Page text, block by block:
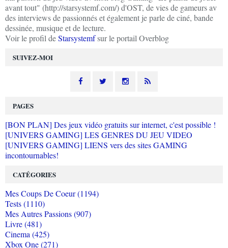
SUIVEZ-MOI
avant tout" (http://starsystemf.com/) d'OST, de vies de gameurs av
des interviews de passionnés et également je parle de ciné, bande
dessinée, musique et de lecture.
Voir le profil deStarsystemfsur le portail Overblog
PAGES
[BON PLAN] Des jeux vidéo gratuits sur internet, c'est possible !
[UNIVERS GAMING] LES GENRES DU JEU VIDEO
[UNIVERS GAMING] LIENS vers des sites GAMING
incontournables!
CATÉGORIES
Mes Coups De Coeur (1194)
Tests (1110)
Mes Autres Passions (907)
Livre (481)
Cinema (425)
Xbox One (271)